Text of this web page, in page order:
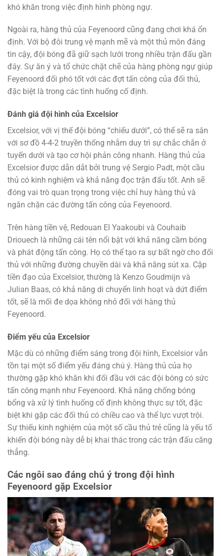
khó khăn trong việc định hình phòng ngự.
Ngoài ra, hàng thủ của Feyenoord cũng đang chơi khá ổn
định. Với bộ đôi trung vệ mạnh mẽ và một thủ môn đáng
tin cậy, đội bóng đã giữ sạch lưới trong nhiều trận đấu gần
đây. Sự ăn ý và tổ chức chặt chẽ của hàng phòng ngự giúp
Feyenoord đối phó tốt với các đợt tấn công của đối thủ,
đặc biệt là trong các tình huống cố định.
Đánh giá đội hình của Excelsior
Excelsior, với vị thế đội bóng “chiếu dưới”, có thể sẽ ra sân
với sơ đồ 4-4-2 truyền thống nhằm duy trì sự chắc chắn ở
tuyến dưới và tạo cơ hội phản công nhanh. Hàng thủ của
Excelsior được dẫn dắt bởi trung vệ Sergio Padt, một cầu
thủ có kinh nghiệm và khả năng đọc trận đấu tốt. Anh sẽ
đóng vai trò quan trọng trong việc chỉ huy hàng thủ và
ngăn chặn các đường tấn công của Feyenoord.
Trên hàng tiền vệ, Redouan El Yaakoubi và Couhaib
Driouech là những cái tên nổi bật với khả năng cầm bóng
và phát động tấn công. Họ có thể tạo ra sự bất ngờ cho đối
thủ với những đường chuyền dài và khả năng sút xa. Cặp
tiền đạo của Excelsior, thường là Kenzo Goudmijn và
Julian Baas, có khả năng di chuyển linh hoạt và dứt điểm
tốt, sẽ là mối đe dọa không nhỏ đối với hàng thủ
Feyenoord.
Điểm yếu của Excelsior
Mặc dù có những điểm sáng trong đội hình, Excelsior vẫn
tồn tại một số điểm yếu đáng chú ý. Hàng thủ của họ
thường gặp khó khăn khi đối đầu với các đội bóng có sức
tấn công mạnh như Feyenoord. Khả năng chống bóng
bổng và xử lý tình huống cố định không thực sự tốt, đặc
biệt khi gặp các đối thủ có chiều cao và thể lực vượt trội.
Sự thiếu kinh nghiệm của một số cầu thủ trẻ cũng là yếu tố
khiến đội bóng này dễ bị khai thác trong các trận đấu căng
thẳng.
Các ngôi sao đáng chú ý trong đội hình
Feyenoord gặp Excelsior